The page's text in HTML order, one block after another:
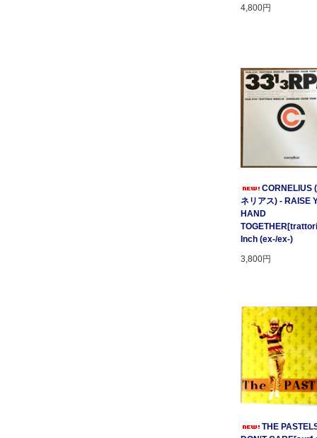
4,800円
CORNELIUS
ネリアス) - RAISE
HAND
Inch (ex-/ex-)
3,800円
THE